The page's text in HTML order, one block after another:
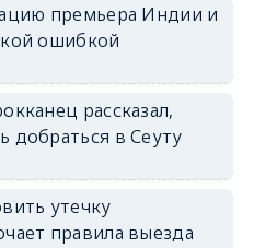
премьера Индии и
ошибкой
рассказал,
добраться в Сеуту
утечку
правила выезда